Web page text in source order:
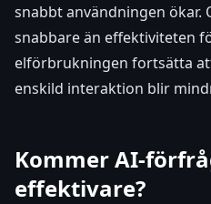
snabbt användningen ökar.
snabbare än effektiviteten
elförbrukningen fortsätta
enskild interaktion blir
Kommer AI-
effektivare?